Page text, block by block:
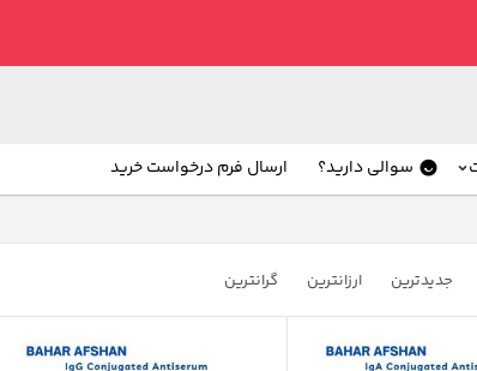
سوالی دارید؟ ارسال فرم درخواست خرید
جدیدترین ارزانترین گرانترین